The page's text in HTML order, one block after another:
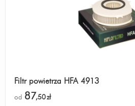
Filtr powietrza HFA 4913
od 87,50zł